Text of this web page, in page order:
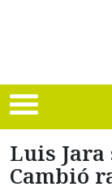
Luis
Cambió